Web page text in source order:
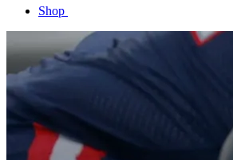
Shop